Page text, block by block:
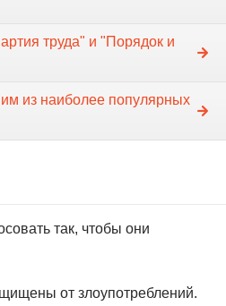
труда" и "Порядок и
из наиболее популярных
так, чтобы они
от злоупотреблений.